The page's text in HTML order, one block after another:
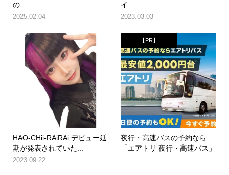
の...
2025.02.04
イ...
2023.03.03
HAO-CHii-RAiRAi デビュー延
期が発表されていた...
2023.09.22
【PR】
夜行・高速バスの予約なら
「エアトリ 夜行・高速バス」